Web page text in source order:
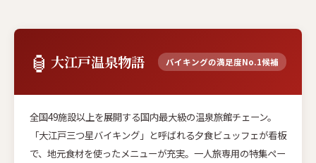
🏮 大江戸温泉物語 バイキングの満足度No.1候補
全国49施設以上を展開する国内最大級の温泉旅館チェーン。
「大江戸三つ星バイキング」と呼ばれる夕食ビュッフェが看板
で、地元食材を使ったメニューが充実。一人旅専用の特集ペー